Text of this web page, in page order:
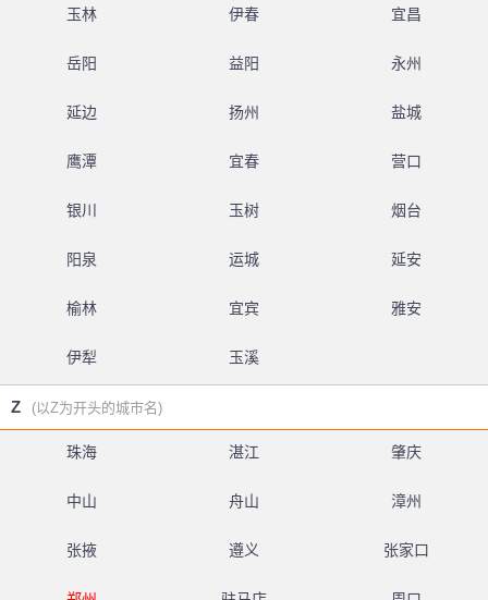
玉林 伊春 宜昌
岳阳 益阳 永州
延边 扬州 盐城
鹰潭 宜春 营口
银川 玉树 烟台
阳泉 运城 延安
榆林 宜宾 雅安
伊犁 玉溪
Z (以Z为开头的城市名)
珠海 湛江 肇庆
中山 舟山 漳州
张掖 遵义 张家口